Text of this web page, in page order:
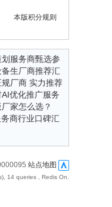
本版积分规则
服务商甄选参
生厂商推荐汇
厂商 实力推荐
优化推广服务
家怎么选？
商行业口碑汇
站点地图
14 queries , Redis On.